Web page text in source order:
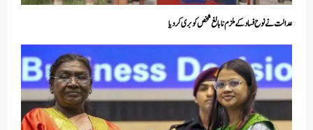
عدالت نے نوح فساد کے ملزم نابالغ شخص کو بری کر دیا